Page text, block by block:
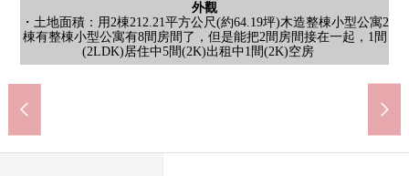
外觀
・土地面積：用2棟212.21平方公尺(約64.19坪)木造整棟小型公寓2
棟有整棟小型公寓有8間房間了，但是能把2間房間接在一起，1間
(2LDK)居住中5間(2K)出租中1間(2K)空房
外觀
外觀
含有前面道路的外觀
包括前面道路在內的外觀
外觀
外觀
外觀
外觀
含有前面道路的外觀
包括前面道路在內的外觀
峰會商店上北澤商店(約640m)
步行8分鐘
Mybasket下高井戶5丁目商店(約290m)
步行4分鐘
7-Eleven杉並下高井戶5丁目商店(約290m)
步行4分鐘
杉並區立高井戶第3小學(約480m)
步行6分鐘
杉並區立向陽中學(約1090m)
步行14分鐘